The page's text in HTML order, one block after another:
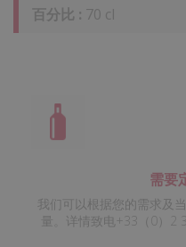
百分比 : 70 cl
需要
我们可以根据您的需求及
量。详情致电+33（0）2